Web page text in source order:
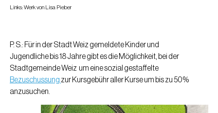
Links: Werk von Lisa Pieber
P. S.: Für in der Stadt Weiz gemeldete Kinder und
Jugendliche bis 18 Jahre gibt es die Möglichkeit, bei der
Stadtgemeinde Weiz um eine sozial gestaffelte
Bezuschussung zur Kursgebühr aller Kurse um bis zu 50%
anzusuchen.